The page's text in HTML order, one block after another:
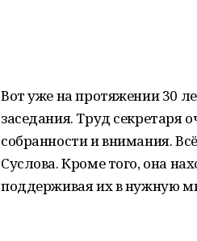
Вот уже на протяжении 30
заседания. Труд секретаря
собранности и внимания.
Суслова. Кроме того, она
поддерживая их в нужную